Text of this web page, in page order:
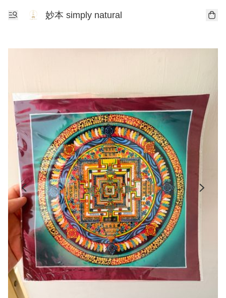
妙本 simply natural